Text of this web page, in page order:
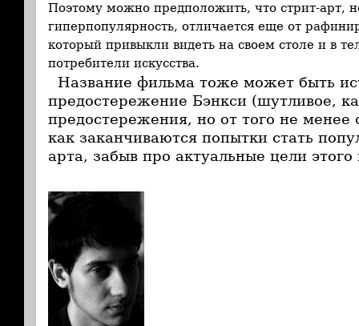
Поэтому можно предположить, что стрит-арт,
гиперпопулярность, отличается еще от
который привыкли видеть на своем столе и в
потребители искусства.
Название фильма тоже может быть
предостережение Бэнкси (шутливое,
предостережения, но от того не менее
как заканчиваются попытки стать
арта, забыв про актуальные цели этого